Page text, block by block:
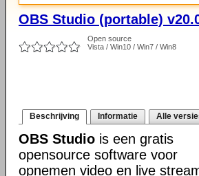
OBS Studio (portable)
Open source
Vista / Win10 / Win7 / Win8
Beschrijving Informatie Alle
OBS Studio is een gratis
opensource software voor
opnemen video en live